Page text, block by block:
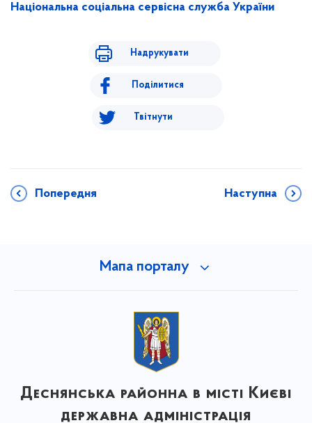
Національна соціальна сервісна служба України
Надрукувати
Поділитися
Твітнути
Попередня Наступна
Мапа порталу
Деснянська районна в місті Києві
державна адміністрація